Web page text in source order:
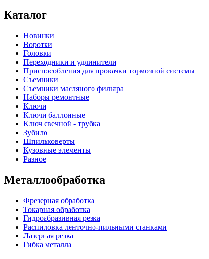
Каталог
Новинки
Воротки
Головки
Переходники и удлинители
Приспособления для прокачки тормозной системы
Съемники
Съемники масляного фильтра
Наборы ремонтные
Ключи
Ключи баллонные
Ключ свечной - трубка
Зубило
Шпильковерты
Кузовные элементы
Разное
Металлообработка
Фрезерная обработка
Токарная обработка
Гидроабразивная резка
Распиловка ленточно-пильными станками
Лазерная резка
Гибка металла